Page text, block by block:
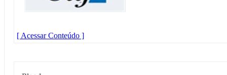
[ Acessar Conteúdo ]